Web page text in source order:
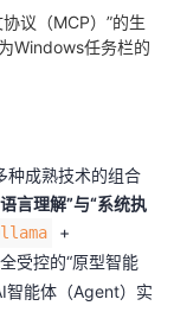
议（MCP）”的生
Windows任务栏的
种成熟技术的组合
言理解”与“系统执
+
受控的“原型智能
智能体（Agent）实